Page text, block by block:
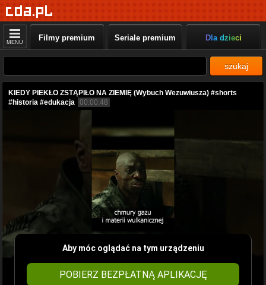
MENU Filmy premium Seriale premium Dla dzieci
szukaj
KIEDY PIEKŁO ZSTĄPIŁO NA ZIEMIĘ (Wybuch Wezuwiusza) #shorts
#historia #edukacja 00:00:48
Aby móc oglądać na tym urządzeniu
POBIERZ BEZPŁATNĄ APLIKACJĘ